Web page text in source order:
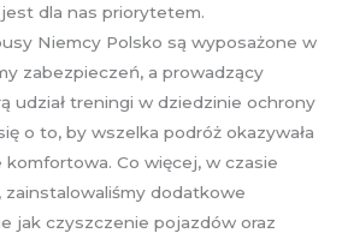
dla nas priorytetem.
Niemcy Polsko są wyposażone w
zabezpieczeń, a prowadzący
udział treningi w dziedzinie ochrony
o to, by wszelka podróż okazywała
komfortowa. Co więcej, w czasie
zainstalowaliśmy dodatkowe
jak czyszczenie pojazdów oraz